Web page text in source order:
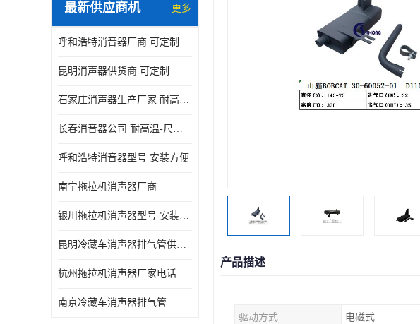
最新供应商机 更多
呼和浩特消音器厂商 可定制
昆明消声器供货商 可定制
石家庄消声器生产厂家 耐高温-尺寸可定制
长春消音器公司 耐高温-尺寸可定制
呼和浩特消音器型号 安装方便
南宁拖拉机消声器厂商
银川拖拉机消声器型号 安装方便
昆明冷藏车消声器排气管供货商 可定制
杭州拖拉机消声器厂家电话
南京冷藏车消声器排气管
产品描述
驱动方式 电磁式